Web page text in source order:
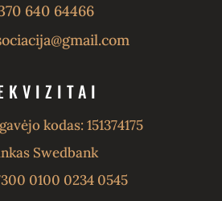
640 64466
kodas: 151374175
Swedbank
0100 0234 0545